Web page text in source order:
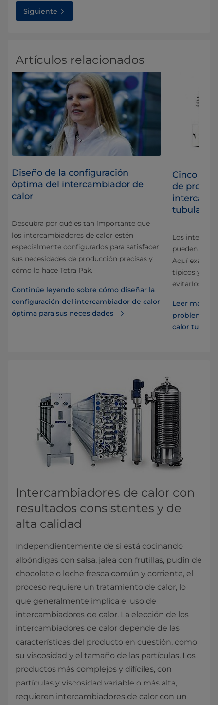
Siguiente
Artículos relacionados
Diseño de la configuración
óptima del intercambiador de
calor
Descubra por qué es tan importante que
los intercambiadores de calor estén
especialmente configurados para satisfacer
sus necesidades de producción precisas y
cómo lo hace Tetra Pak.
Continúe leyendo sobre cómo diseñar la
configuración del intercambiador de calor
óptima para sus necesidades
Cinco
de
tubulares
Los
pueden
Aquí
típicos y lo
evitarlos.
Leer más
problemas
calor
​​​​​​​​Intercambiadores de calor con
resultados consistentes y de
alta calidad
Independientemente de si está cocinando
albóndigas con salsa, jalea con frutillas, pudín de
chocolate o leche fresca común y corriente, el
proceso requiere un tratamiento de calor, lo
que generalmente implica el uso de
intercambiadores de calor. La elección de los
intercambiadores de calor depende de las
características del producto en cuestión, como
su viscosidad y el tamaño de las partículas. Los
productos más complejos y difíciles, con
partículas y viscosidad variable o más alta,
requieren intercambiadores de calor con un